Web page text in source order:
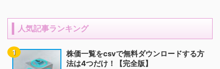
人気記事ランキング
株価一覧をcsvで無料ダウンロードする方
法は4つだけ！【完全版】